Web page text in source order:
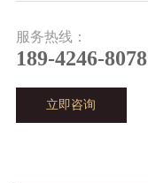
服务热线：
189-4246-8078
立即咨询